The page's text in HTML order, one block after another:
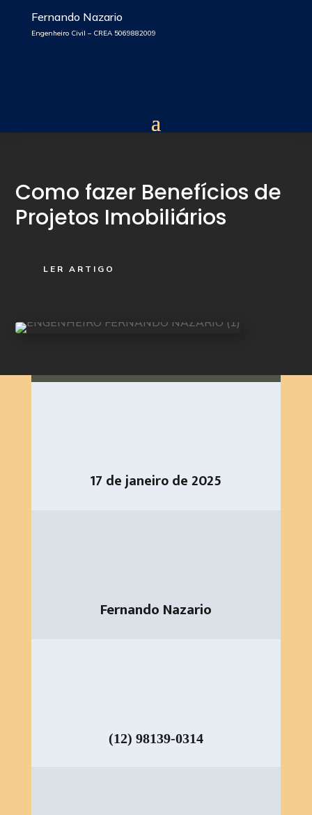
Fernando Nazario
Engenheiro Civil – CREA 5069882009
Como fazer Benefícios de
Projetos Imobiliários
LER ARTIGO
17 de janeiro de 2025
Fernando Nazario
(12) 98139-0314